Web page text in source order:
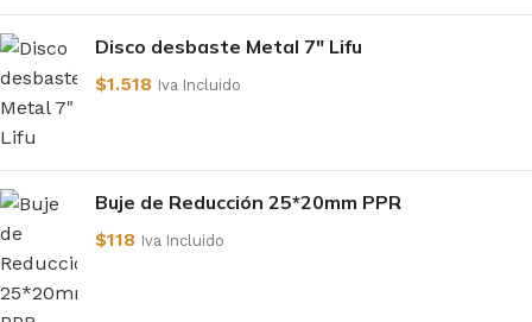
Disco desbaste Metal 7" Lifu
$1.518 Iva Incluido
Buje de Reducción 25*20mm PPR
$118 Iva Incluido